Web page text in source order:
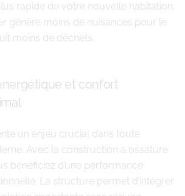
rapide de votre nouvelle habitation.
génère moins de nuisances pour le
moins de déchets.
et confort
un enjeu crucial dans toute
Avec la construction à ossature
bénéficiez d’une performance
La structure permet d’intégrer